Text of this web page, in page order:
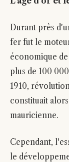
Durant près
fer fut le
économique
plus de 100
1910,
constituait
mauricienne.
Cependant,
le